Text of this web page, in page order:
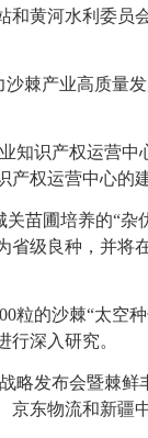
和黄河水利委员
棘产业高质量发
知识产权运营中
权运营中心的
苗圃培养的“杂
省级良种，并将
粒的沙棘“太空
深入研究。
略发布会暨棘鲜
京东物流和新疆